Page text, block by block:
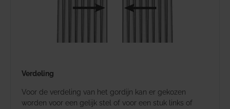
Verdeling
Voor de verdeling van het gordijn kan er gekozen
worden voor een gelijk stel of voor een stuk links of